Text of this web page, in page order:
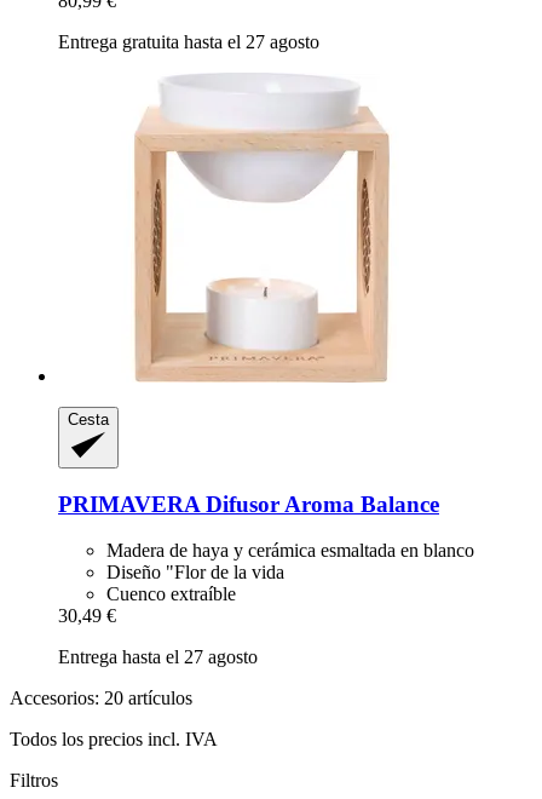
Entrega gratuita hasta el 27 agosto
Cesta
PRIMAVERA Difusor Aroma Balance
Madera de haya y cerámica esmaltada en blanco
Diseño "Flor de la vida
Cuenco extraíble
30,49 €
Entrega hasta el 27 agosto
Accesorios: 20 artículos
Todos los precios incl. IVA
Filtros